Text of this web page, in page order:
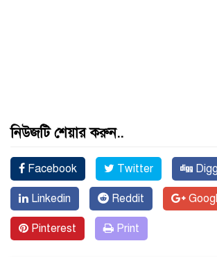
নিউজটি শেয়ার করুন..
Facebook Twitter Digg
Linkedin Reddit
Pinterest Print